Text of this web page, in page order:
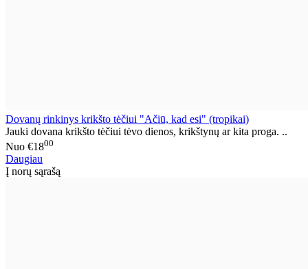
Dovanų rinkinys krikšto tėčiui "Ačiū, kad esi" (tropikai)
Jauki dovana krikšto tėčiui tėvo dienos, krikštynų ar kita proga. ..
Nuo €1800
Daugiau
Į norų sąrašą